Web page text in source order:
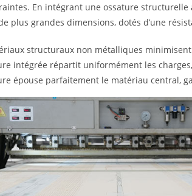
En intégrant une ossature
plus grandes dimensions, dotés d’une
structuraux non métalliques
intégrée répartit uniformément les
épouse parfaitement le matériau central,